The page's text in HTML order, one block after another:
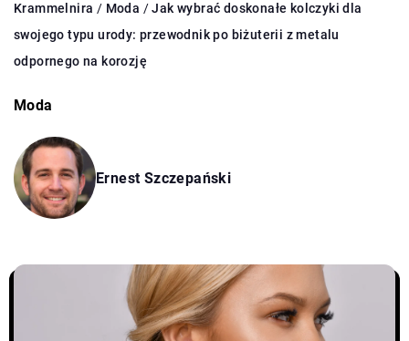
Krammelnira / Moda /Jak wybrać doskonałe kolczyki dla
swojego typu urody: przewodnik po biżuterii z metalu
odpornego na korozję
Moda
Ernest Szczepański